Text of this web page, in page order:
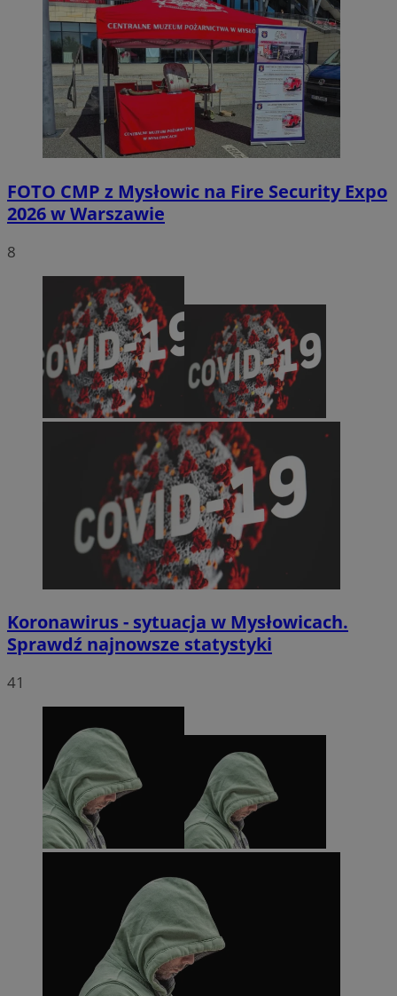
FOTO CMP z Mysłowic na Fire Security Expo
2026 w Warszawie
8
Koronawirus - sytuacja w Mysłowicach.
Sprawdź najnowsze statystyki
41